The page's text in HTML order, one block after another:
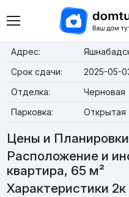
Адрес:
Срок сдачи:
2025-05-
Отделка:
Черновая
Парковка:
Открытая
Цены и
Расположение и
квартира, 65 м²
Характеристики